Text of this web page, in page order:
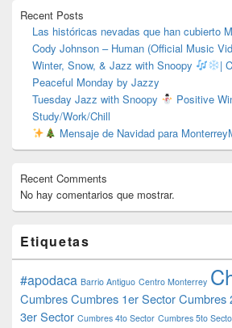
Recent Posts
Las históricas nevadas que han cubierto
Cody Johnson – Human (Official Music
Winter, Snow, & Jazz with Snoopy
|
Peaceful Monday by Jazzy
Tuesday Jazz with Snoopy
Positive
Study/Work/Chill
Mensaje de Navidad para
Recent Comments
No hay comentarios que mostrar.
Etiquetas
#apodaca Barrio Antiguo Centro Monterrey
CumbresCumbres 1er SectorCumbres
3er Sector Cumbres 4to Sector Cumbres 5to